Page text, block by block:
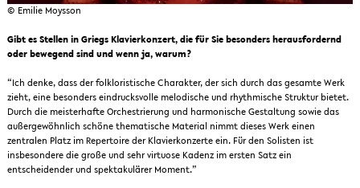
© Emilie Moysson
Gibt es Stellen in Griegs Klavierkonzert, die für Sie besonders herausfordernd
oder bewegend sind und wenn ja, warum?
“Ich denke, dass der folkloristische Charakter, der sich durch das gesamte Werk
zieht, eine besonders eindrucksvolle melodische und rhythmische Struktur bietet.
Durch die meisterhafte Orchestrierung und harmonische Gestaltung sowie das
außergewöhnlich schöne thematische Material nimmt dieses Werk einen
zentralen Platz im Repertoire der Klavierkonzerte ein. Für den Solisten ist
insbesondere die große und sehr virtuose Kadenz im ersten Satz ein
entscheidender und spektakulärer Moment.”